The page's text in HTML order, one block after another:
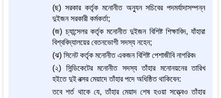
(ছ) সরকার কর্তৃক মনোনীত অন্যুন সচিবের পদমর্যাদাসম্পন্ন
দুইজন সরকারী কর্মকর্তা;
(জ) চ্যান্সেলর কর্তৃক মনোনীত দুইজন বিশিষ্ট শিক্ষাবিদ, যাঁহারা
বিশ্ববিদ্যালয়ের বেতনভোগী সদস্য নহেন;
(ঝ) সিনেট কর্তৃক মনোনীত একজন বিশিষ্ট পেশাজীবি নাগরিক৷
(২) সিন্ডিকেটের মনোনীত সদস্য তাঁহার মনোনয়নের তারিখ
হইতে দুই বত্সর মেয়াদে তাঁহার পদে অধিষ্ঠিত থাকিবেন:
তবে শর্ত থাকে যে, তাঁহার মেয়াদ শেষ হওয়া সত্ত্বেও তাঁহার